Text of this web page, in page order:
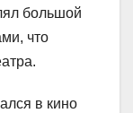
большой
что
в кино